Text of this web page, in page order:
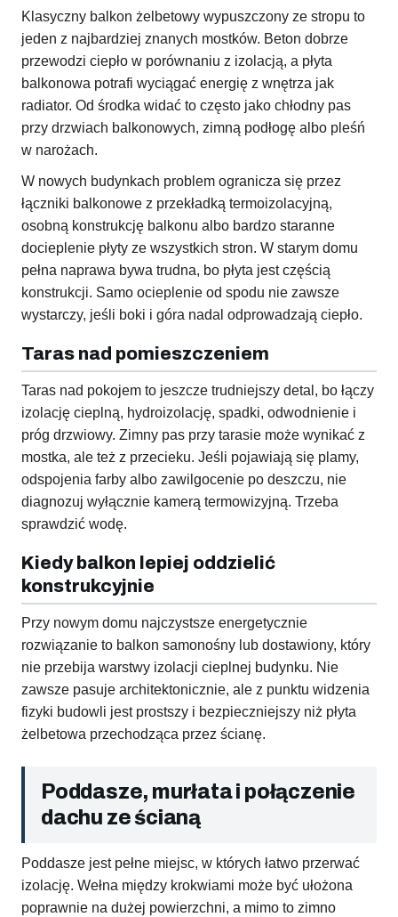
Klasyczny balkon żelbetowy wypuszczony ze stropu to
jeden z najbardziej znanych mostków. Beton dobrze
przewodzi ciepło w porównaniu z izolacją, a płyta
balkonowa potrafi wyciągać energię z wnętrza jak
radiator. Od środka widać to często jako chłodny pas
przy drzwiach balkonowych, zimną podłogę albo pleśń
w narożach.
W nowych budynkach problem ogranicza się przez
łączniki balkonowe z przekładką termoizolacyjną,
osobną konstrukcję balkonu albo bardzo staranne
docieplenie płyty ze wszystkich stron. W starym domu
pełna naprawa bywa trudna, bo płyta jest częścią
konstrukcji. Samo ocieplenie od spodu nie zawsze
wystarczy, jeśli boki i góra nadal odprowadzają ciepło.
Taras nad pomieszczeniem
Taras nad pokojem to jeszcze trudniejszy detal, bo łączy
izolację cieplną, hydroizolację, spadki, odwodnienie i
próg drzwiowy. Zimny pas przy tarasie może wynikać z
mostka, ale też z przecieku. Jeśli pojawiają się plamy,
odspojenia farby albo zawilgocenie po deszczu, nie
diagnozuj wyłącznie kamerą termowizyjną. Trzeba
sprawdzić wodę.
Kiedy balkon lepiej oddzielić
konstrukcyjnie
Przy nowym domu najczystsze energetycznie
rozwiązanie to balkon samonośny lub dostawiony, który
nie przebija warstwy izolacji cieplnej budynku. Nie
zawsze pasuje architektonicznie, ale z punktu widzenia
fizyki budowli jest prostszy i bezpieczniejszy niż płyta
żelbetowa przechodząca przez ścianę.
Poddasze, murłata i połączenie
dachu ze ścianą
Poddasze jest pełne miejsc, w których łatwo przerwać
izolację. Wełna między krokwiami może być ułożona
poprawnie na dużej powierzchni, a mimo to zimno